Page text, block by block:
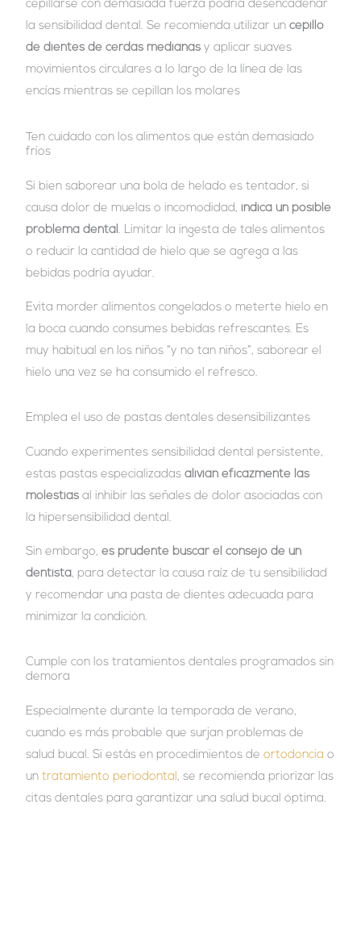
cepillarse con demasiada fuerza podría desencadenar
la sensibilidad dental. Se recomienda utilizar uncepillo
de dientes de cerdas medianas y aplicar suaves
movimientos circulares a lo largo de la línea de las
encías mientras se cepillan los molares
Ten cuidado con los alimentos que están demasiado
fríos
Si bien saborear una bola de helado es tentador, si
causa dolor de muelas o incomodidad, indica un posible
problema dental. Limitar la ingesta de tales alimentos
o reducir la cantidad de hielo que se agrega a las
bebidas podría ayudar.
Evita morder alimentos congelados o meterte hielo en
la boca cuando consumes bebidas refrescantes. Es
muy habitual en los niños “y no tan niños”, saborear el
hielo una vez se ha consumido el refresco.
Emplea el uso de pastas dentales desensibilizantes
Cuando experimentes sensibilidad dental persistente,
estas pastas especializadasalivian eficazmente las
molestiasal inhibir las señales de dolor asociadas con
la hipersensibilidad dental.
Sin embargo,es prudente buscar el consejo de un
dentista, para detectar la causa raíz de tu sensibilidad
y recomendar una pasta de dientes adecuada para
minimizar la condición.
Cumple con los tratamientos dentales programados sin
demora
Especialmente durante la temporada de verano,
cuando es más probable que surjan problemas de
salud bucal. Si estás en procedimientos deortodoncia o
untratamiento periodontal, se recomienda priorizar las
citas dentales para garantizar una salud bucal óptima.